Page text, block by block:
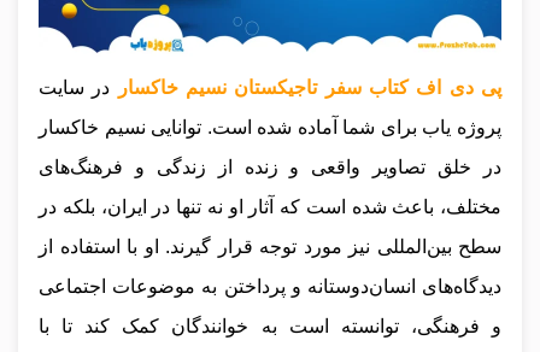
پی دی اف کتاب سفر تاجیکستان نسیم خاکسار در سایت
پروژه یاب برای شما آماده شده است. توانایی نسیم خاکسار
در خلق تصاویر واقعی و زنده از زندگی و فرهنگ‌های
مختلف، باعث شده است که آثار او نه تنها در ایران، بلکه در
سطح بین‌المللی نیز مورد توجه قرار گیرند. او با استفاده از
دیدگاه‌های انسان‌دوستانه و پرداختن به موضوعات اجتماعی
و فرهنگی، توانسته است به خوانندگان کمک کند تا با